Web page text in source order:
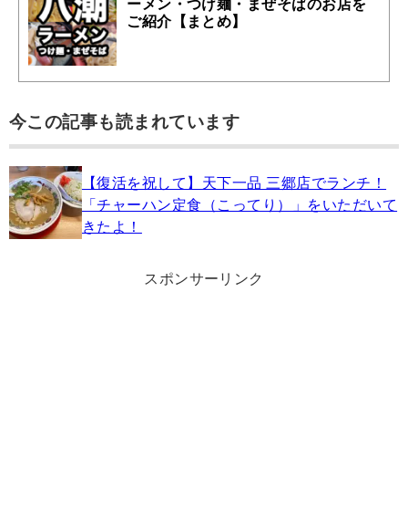
ーメン・つけ麺・まぜそばのお店を
ご紹介【まとめ】
今この記事も読まれています
【復活を祝して】天下一品 三郷店でランチ！
「チャーハン定食（こってり）」をいただいて
きたよ！
スポンサーリンク